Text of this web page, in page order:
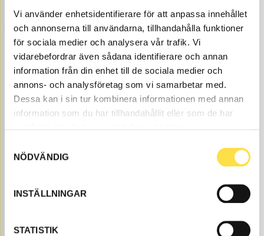
Vi använder enhetsidentifierare för att anpassa innehållet
och annonserna till användarna, tillhandahålla funktioner
för sociala medier och analysera vår trafik. Vi
vidarebefordrar även sådana identifierare och annan
information från din enhet till de sociala medier och
annons- och analysföretag som vi samarbetar med.
Dessa kan i sin tur kombinera informationen med annan
information som du har tillhandahållit eller som de har
NÖDVÄNDIG
INSTÄLLNINGAR
STATISTIK
Price, VAT excl.
CH899 Item no.
Price, VAT excl.
Web stock